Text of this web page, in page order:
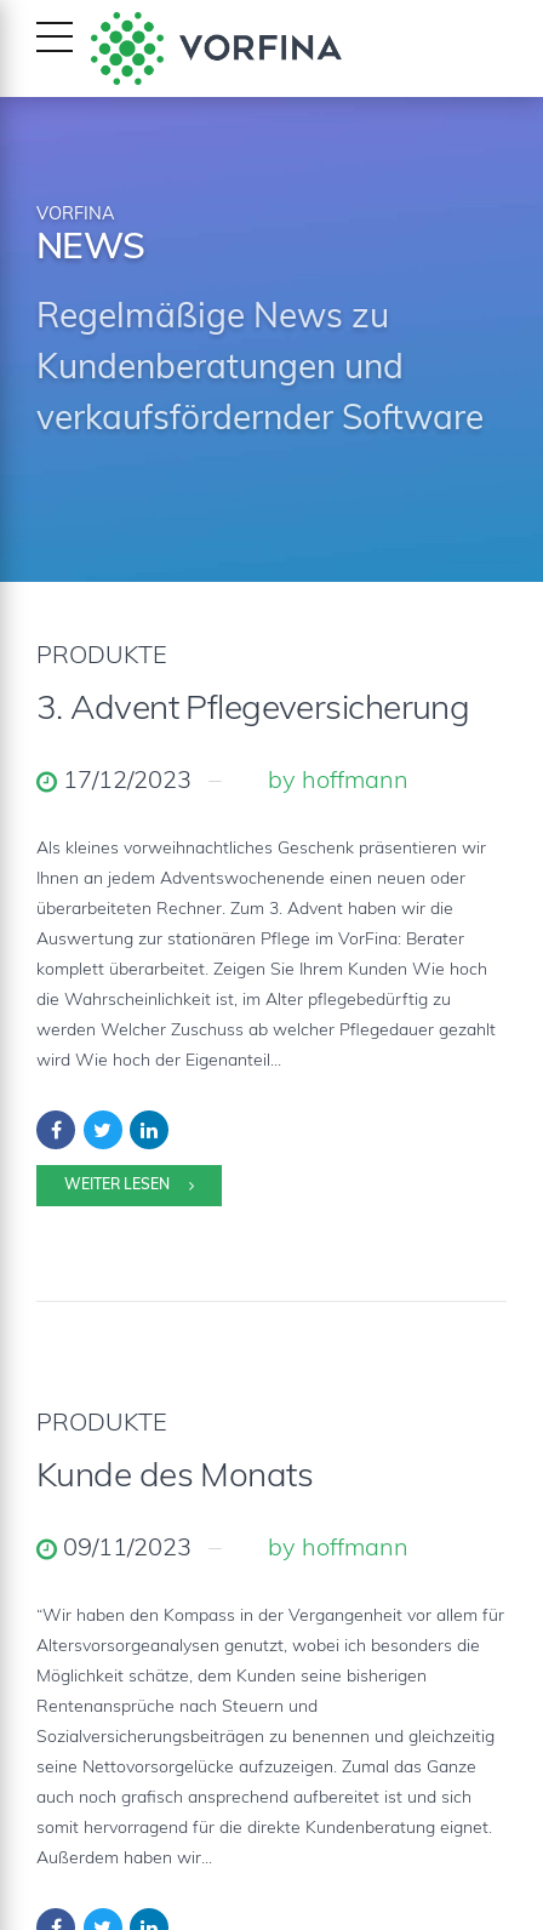
VORFINA
NEWS
Regelmäßige News zu
Kundenberatungen und
verkaufsfördernder Software
PRODUKTE
3. Advent Pflegeversicherung
17/12/2023 by hoffmann
Als kleines vorweihnachtliches Geschenk präsentieren wir
Ihnen an jedem Adventswochenende einen neuen oder
überarbeiteten Rechner. Zum 3. Advent haben wir die
Auswertung zur stationären Pflege im VorFina: Berater
komplett überarbeitet. Zeigen Sie Ihrem Kunden Wie hoch
die Wahrscheinlichkeit ist, im Alter pflegebedürftig zu
werden Welcher Zuschuss ab welcher Pflegedauer gezahlt
wird Wie hoch der Eigenanteil...
WEITER LESEN
PRODUKTE
Kunde des Monats
09/11/2023 by hoffmann
“Wir haben den Kompass in der Vergangenheit vor allem für
Altersvorsorgeanalysen genutzt, wobei ich besonders die
Möglichkeit schätze, dem Kunden seine bisherigen
Rentenansprüche nach Steuern und
Sozialversicherungsbeiträgen zu benennen und gleichzeitig
seine Nettovorsorgelücke aufzuzeigen. Zumal das Ganze
auch noch grafisch ansprechend aufbereitet ist und sich
somit hervorragend für die direkte Kundenberatung eignet.
Außerdem haben wir...